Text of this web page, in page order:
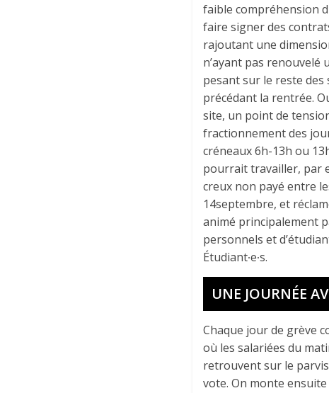
faible compréhension
faire signer des
rajoutant une
n’ayant pas renouvelé
pesant sur le reste des
précédant la rentrée.
site, un point de
fractionnement des
créneaux 6h-13h ou
pourrait travailler, par
creux non payé entre
14septembre, et
animé principalement
personnels et
Étudiant∙e∙s.
UNE JOURNÉE
Chaque jour de grève
où les salariées du
retrouvent sur le
vote. On monte